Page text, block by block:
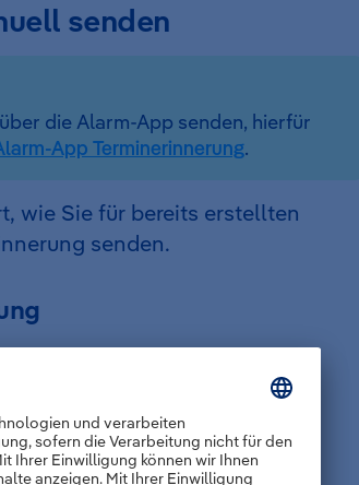
senden
die Alarm-App senden, hierfür
App Terminerinnerung.
wie Sie für bereits erstellten
senden.
.
Terminen.